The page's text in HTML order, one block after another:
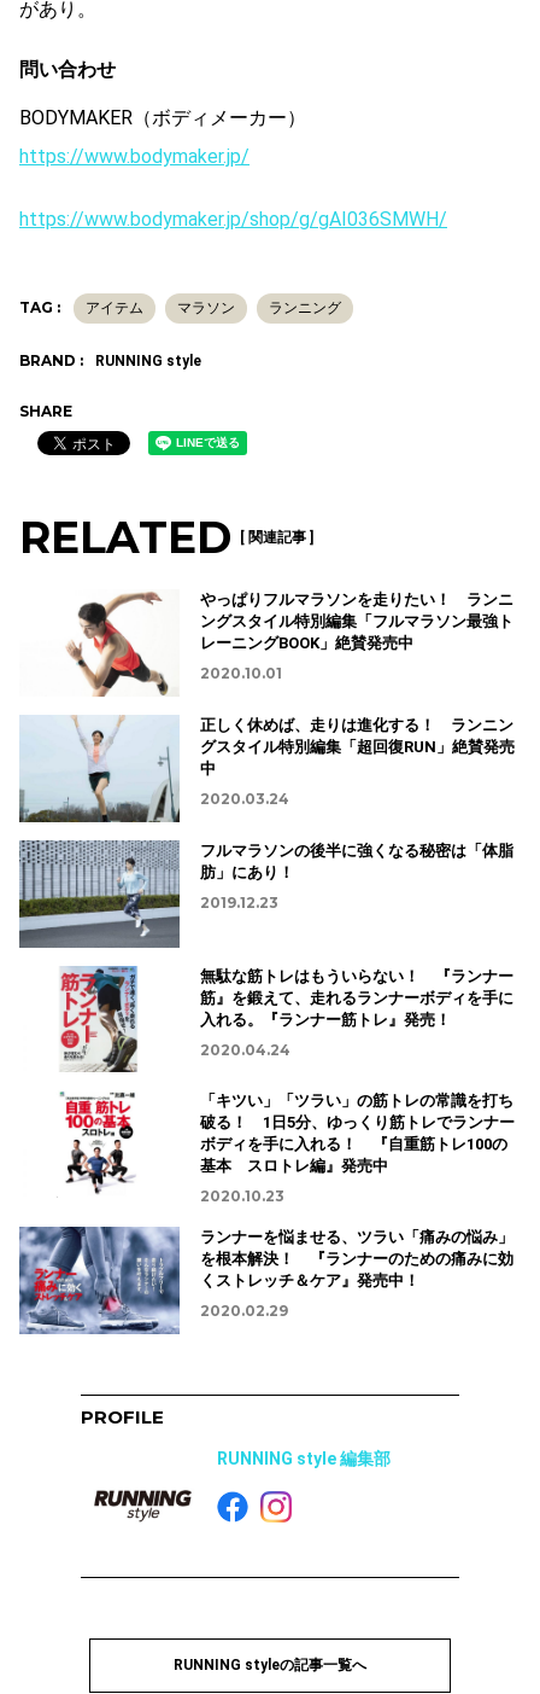
があり。
問い合わせ
BODYMAKER（ボディメーカー）
https://www.bodymaker.jp/
https://www.bodymaker.jp/shop/g/gAI036SMWH/
TAG : アイテム マラソン ランニング
BRAND : RUNNING style
SHARE
RELATED [ 関連記事 ]
やっぱりフルマラソンを走りたい！ ランニ
ングスタイル特別編集「フルマラソン最強ト
レーニングBOOK」絶賛発売中
2020.10.01
正しく休めば、走りは進化する！ ランニン
グスタイル特別編集「超回復RUN」絶賛発売
中
2020.03.24
フルマラソンの後半に強くなる秘密は「体脂
肪」にあり！
2019.12.23
無駄な筋トレはもういらない！ 『ランナー
筋』を鍛えて、走れるランナーボディを手に
入れる。『ランナー筋トレ』発売！
2020.04.24
「キツい」「ツラい」の筋トレの常識を打ち
破る！ 1日5分、ゆっくり筋トレでランナー
ボディを手に入れる！ 『自重筋トレ100の
基本 スロトレ編』発売中
2020.10.23
ランナーを悩ませる、ツラい「痛みの悩み」
を根本解決！ 『ランナーのための痛みに効
くストレッチ＆ケア』発売中！
2020.02.29
PROFILE
RUNNING style 編集部
RUNNING styleの記事一覧へ